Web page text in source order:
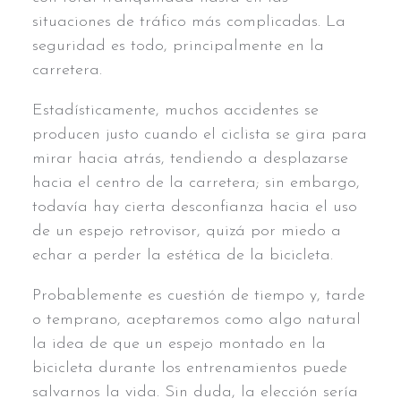
situaciones de tráfico más complicadas. La
seguridad es todo, principalmente en la
carretera.
Estadísticamente, muchos accidentes se
producen justo cuando el ciclista se gira para
mirar hacia atrás, tendiendo a desplazarse
hacia el centro de la carretera; sin embargo,
todavía hay cierta desconfianza hacia el uso
de un espejo retrovisor, quizá por miedo a
echar a perder la estética de la bicicleta.
Probablemente es cuestión de tiempo y, tarde
o temprano, aceptaremos como algo natural
la idea de que un espejo montado en la
bicicleta durante los entrenamientos puede
salvarnos la vida. Sin duda, la elección sería